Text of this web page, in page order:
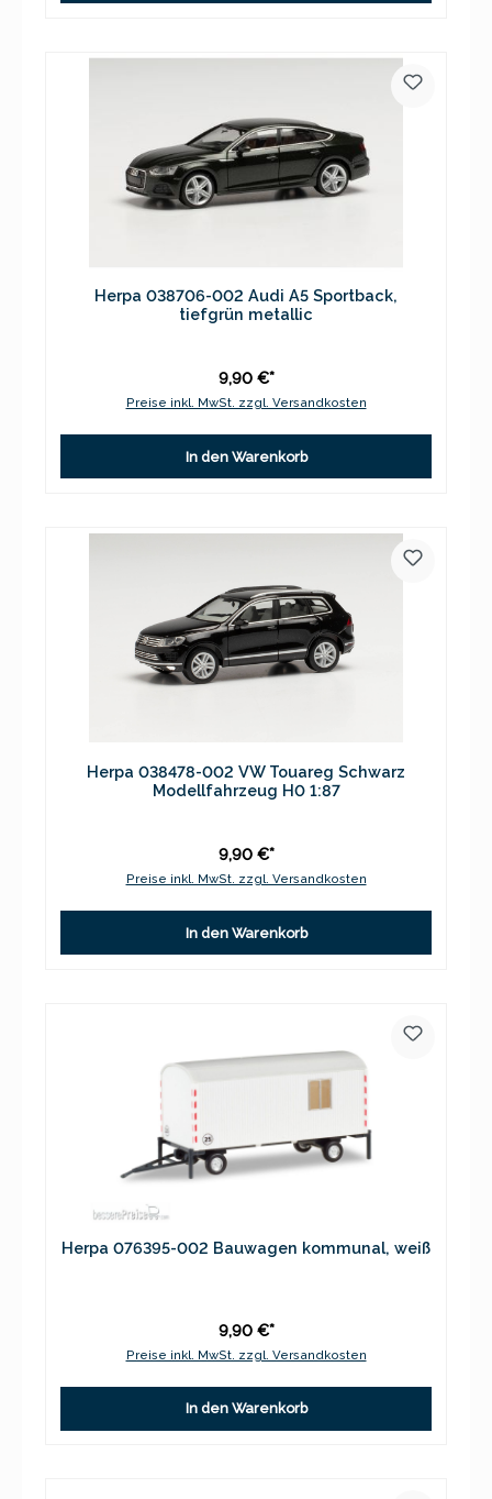
Herpa 038706-002 Audi A5 Sportback,
tiefgrün metallic
9,90 €*
Preise inkl. MwSt. zzgl. Versandkosten
In den Warenkorb
Herpa 038478-002 VW Touareg Schwarz
Modellfahrzeug H0 1:87
9,90 €*
Preise inkl. MwSt. zzgl. Versandkosten
In den Warenkorb
Herpa 076395-002 Bauwagen kommunal, weiß
9,90 €*
Preise inkl. MwSt. zzgl. Versandkosten
In den Warenkorb